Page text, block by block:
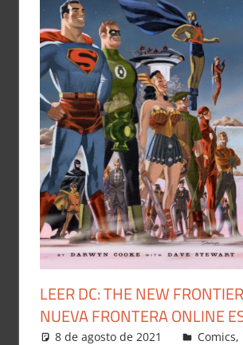
LEER DC: THE NEW
NUEVA FRONTERA ONLINE
8 de agosto de 2021 Carlitox
Comics,